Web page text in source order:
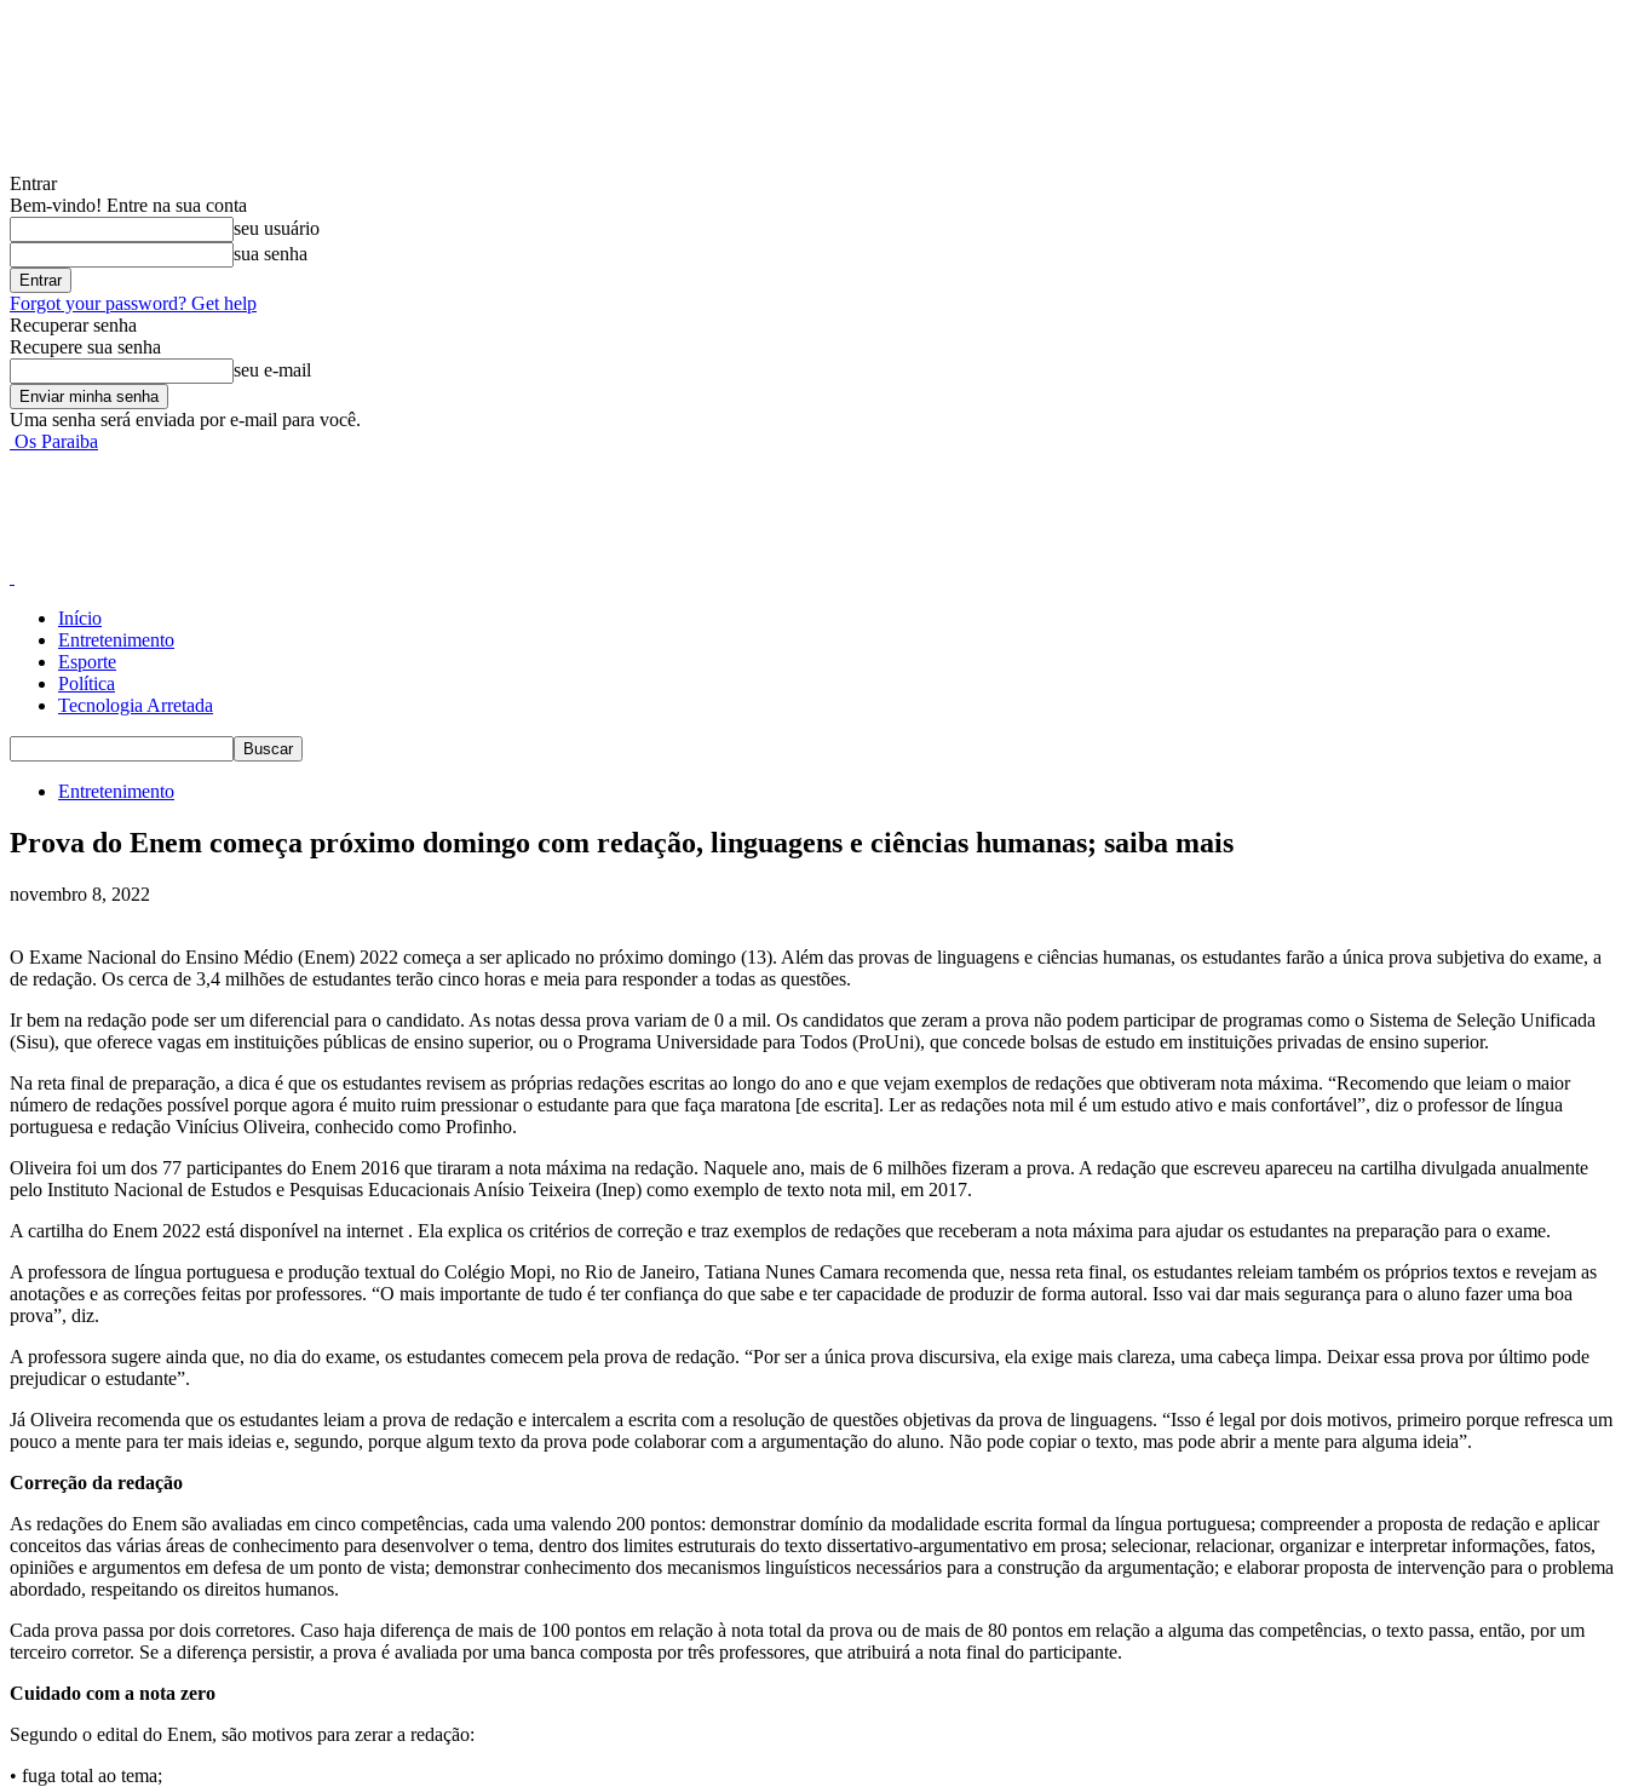
Entrar
Bem-vindo! Entre na sua conta
seu usuário
sua senha
Forgot your password? Get help
Recuperar senha
Recupere sua senha
seu e-mail
Uma senha será enviada por e-mail para você.
Os Paraiba
Início
Entretenimento
Esporte
Política
Tecnologia Arretada
Entretenimento
Prova do Enem começa próximo domingo com redação, linguagens e ciências humanas; saiba mais
novembro 8, 2022
O Exame Nacional do Ensino Médio (Enem) 2022 começa a ser aplicado no próximo domingo (13). Além das provas de linguagens e ciências humanas, os estudantes farão a única prova subjetiva do exame, a
de redação. Os cerca de 3,4 milhões de estudantes terão cinco horas e meia para responder a todas as questões.
Ir bem na redação pode ser um diferencial para o candidato. As notas dessa prova variam de 0 a mil. Os candidatos que zeram a prova não podem participar de programas como o Sistema de Seleção Unificada
(Sisu), que oferece vagas em instituições públicas de ensino superior, ou o Programa Universidade para Todos (ProUni), que concede bolsas de estudo em instituições privadas de ensino superior.
Na reta final de preparação, a dica é que os estudantes revisem as próprias redações escritas ao longo do ano e que vejam exemplos de redações que obtiveram nota máxima. “Recomendo que leiam o maior
número de redações possível porque agora é muito ruim pressionar o estudante para que faça maratona [de escrita]. Ler as redações nota mil é um estudo ativo e mais confortável”, diz o professor de língua
portuguesa e redação Vinícius Oliveira, conhecido como Profinho.
Oliveira foi um dos 77 participantes do Enem 2016 que tiraram a nota máxima na redação. Naquele ano, mais de 6 milhões fizeram a prova. A redação que escreveu apareceu na cartilha divulgada anualmente
pelo Instituto Nacional de Estudos e Pesquisas Educacionais Anísio Teixeira (Inep) como exemplo de texto nota mil, em 2017.
A cartilha do Enem 2022 está disponível na internet . Ela explica os critérios de correção e traz exemplos de redações que receberam a nota máxima para ajudar os estudantes na preparação para o exame.
A professora de língua portuguesa e produção textual do Colégio Mopi, no Rio de Janeiro, Tatiana Nunes Camara recomenda que, nessa reta final, os estudantes releiam também os próprios textos e revejam as
anotações e as correções feitas por professores. “O mais importante de tudo é ter confiança do que sabe e ter capacidade de produzir de forma autoral. Isso vai dar mais segurança para o aluno fazer uma boa
prova”, diz.
A professora sugere ainda que, no dia do exame, os estudantes comecem pela prova de redação. “Por ser a única prova discursiva, ela exige mais clareza, uma cabeça limpa. Deixar essa prova por último pode
prejudicar o estudante”.
Já Oliveira recomenda que os estudantes leiam a prova de redação e intercalem a escrita com a resolução de questões objetivas da prova de linguagens. “Isso é legal por dois motivos, primeiro porque refresca um
pouco a mente para ter mais ideias e, segundo, porque algum texto da prova pode colaborar com a argumentação do aluno. Não pode copiar o texto, mas pode abrir a mente para alguma ideia”.
Correção da redação
As redações do Enem são avaliadas em cinco competências, cada uma valendo 200 pontos: demonstrar domínio da modalidade escrita formal da língua portuguesa; compreender a proposta de redação e aplicar
conceitos das várias áreas de conhecimento para desenvolver o tema, dentro dos limites estruturais do texto dissertativo-argumentativo em prosa; selecionar, relacionar, organizar e interpretar informações, fatos,
opiniões e argumentos em defesa de um ponto de vista; demonstrar conhecimento dos mecanismos linguísticos necessários para a construção da argumentação; e elaborar proposta de intervenção para o problema
abordado, respeitando os direitos humanos.
Cada prova passa por dois corretores. Caso haja diferença de mais de 100 pontos em relação à nota total da prova ou de mais de 80 pontos em relação a alguma das competências, o texto passa, então, por um
terceiro corretor. Se a diferença persistir, a prova é avaliada por uma banca composta por três professores, que atribuirá a nota final do participante.
Cuidado com a nota zero
Segundo o edital do Enem, são motivos para zerar a redação:
• fuga total ao tema;